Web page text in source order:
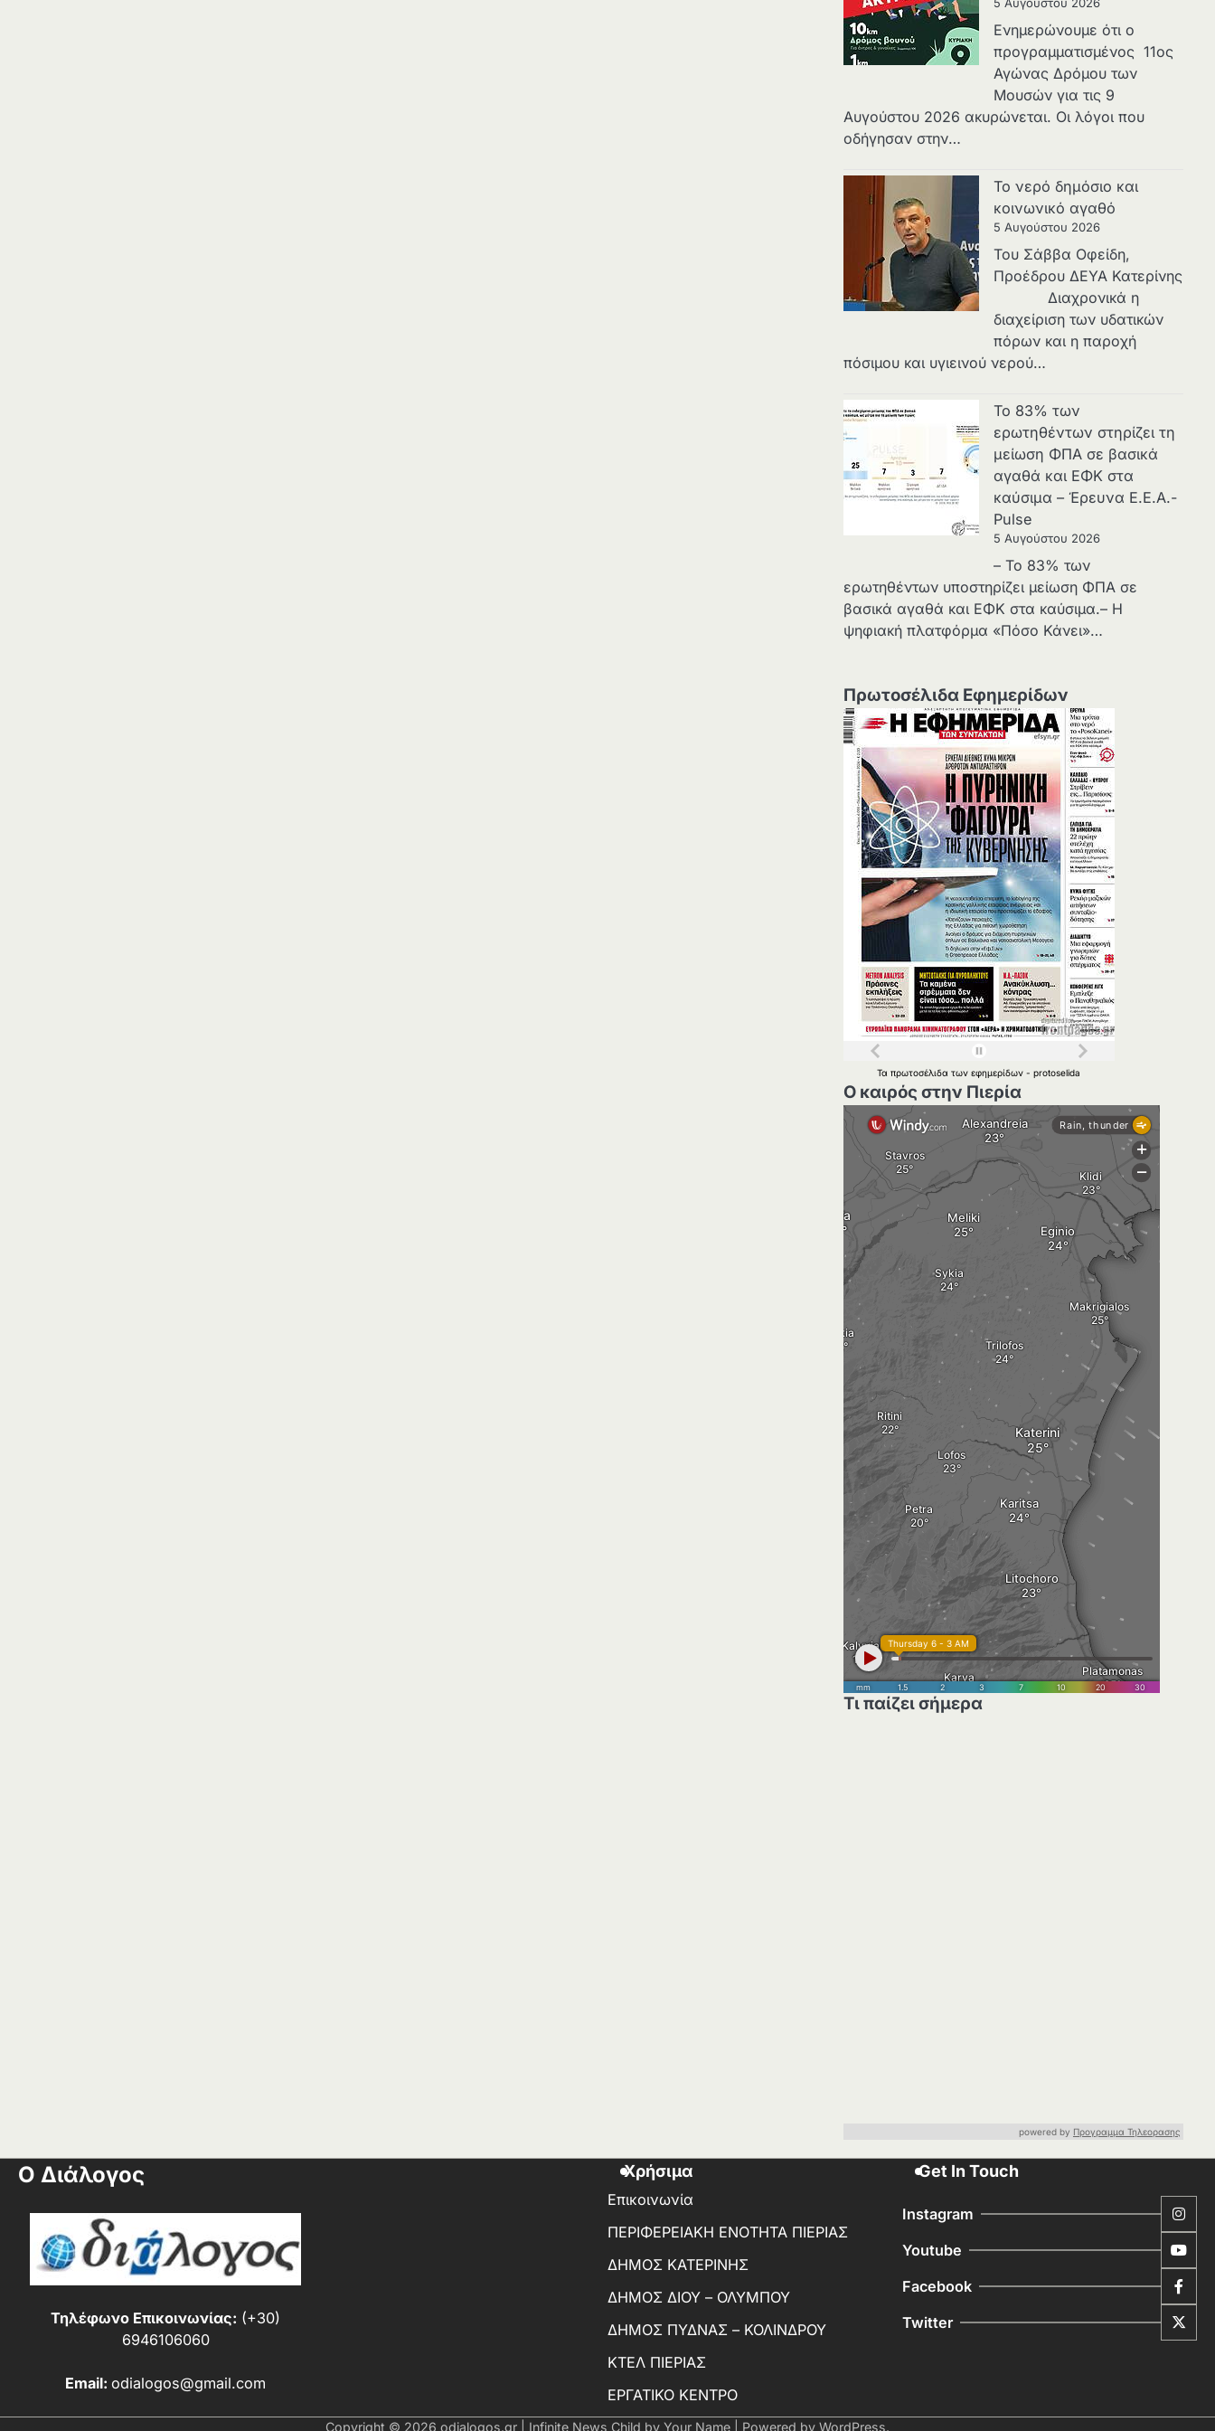
Ενημερώνουμε ότι ο
προγραμματισμένος 11ος
Αγώνας Δρόμου των
Μουσών για τις 9
Αυγούστου 2026 ακυρώνεται. Οι λόγοι που
οδήγησαν στην…
Το νερό δημόσιο και
κοινωνικό αγαθό
5 Αυγούστου 2026
Του Σάββα Οφείδη,
Προέδρου ΔΕΥΑ Κατερίνης
Διαχρονικά η
διαχείριση των υδατικών
πόρων και η παροχή
πόσιμου και υγιεινού νερού…
Το 83% των
ερωτηθέντων στηρίζει τη
μείωση ΦΠΑ σε βασικά
αγαθά και ΕΦΚ στα
καύσιμα – Έρευνα Ε.Ε.Α.-
Pulse
5 Αυγούστου 2026
– Το 83% των
ερωτηθέντων υποστηρίζει μείωση ΦΠΑ σε
βασικά αγαθά και ΕΦΚ στα καύσιμα.– Η
ψηφιακή πλατφόρμα «Πόσο Κάνει»…
Πρωτοσέλιδα Εφημερίδων
Ταπρωτοσέλιδατωνεφημερίδων-protoselida
Ο καιρός στην Πιερία
Τι παίζει σήμερα
powered by Προγραμμα Τηλεορασης
Ο Διάλογος
Τηλέφωνο Επικοινωνίας: (+30)
6946106060
Email: odialogos@gmail.com
Χρήσιμα
Επικοινωνία
ΠΕΡΙΦΕΡΕΙΑΚΗ ΕΝΟΤΗΤΑ ΠΙΕΡΙΑΣ
ΔΗΜΟΣ ΚΑΤΕΡΙΝΗΣ
ΔΗΜΟΣ ΔΙΟΥ – ΟΛΥΜΠΟΥ
ΔΗΜΟΣ ΠΥΔΝΑΣ – ΚΟΛΙΝΔΡΟΥ
ΚΤΕΛ ΠΙΕΡΙΑΣ
ΕΡΓΑΤΙΚΟ ΚΕΝΤΡΟ
Get In Touch
Instagram
Youtube
Facebook
Twitter
Copyright © 2026 odialogos.gr | Infinite News Child by Your Name | Powered by WordPress.